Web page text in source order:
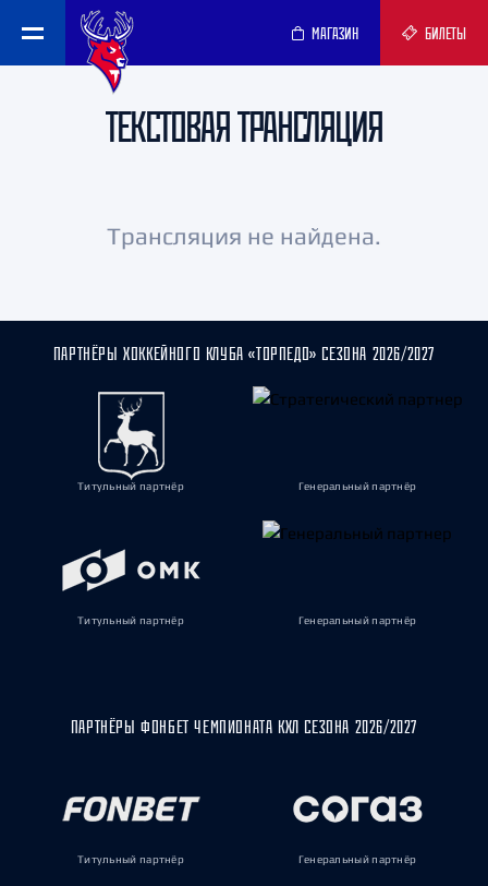
МАГАЗИН БИЛЕТЫ
ТЕКСТОВАЯ ТРАНСЛЯЦИЯ
Трансляция не найдена.
ПАРТНЁРЫ ХОККЕЙНОГО КЛУБА «ТОРПЕДО» СЕЗОНА 2026/2027
Титульный партнёр Генеральный партнёр
Титульный партнёр Генеральный партнёр
ПАРТНЁРЫ ФОНБЕТ ЧЕМПИОНАТА КХЛ СЕЗОНА 2026/2027
Титульный партнёр Генеральный партнёр